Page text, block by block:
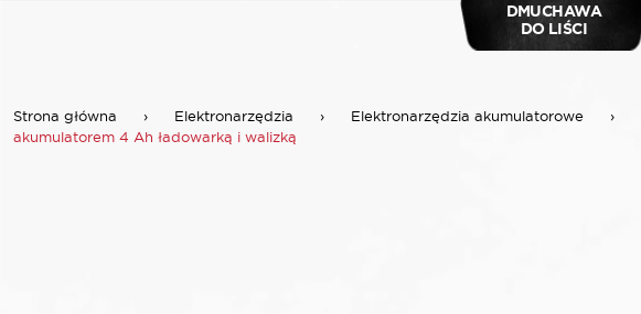
DMUCHAWA
DO LIŚCI
Strona główna › Elektronarzędzia › Elektronarzędzia akumulatorowe ›
akumulatorem 4 Ah ładowarką i walizką